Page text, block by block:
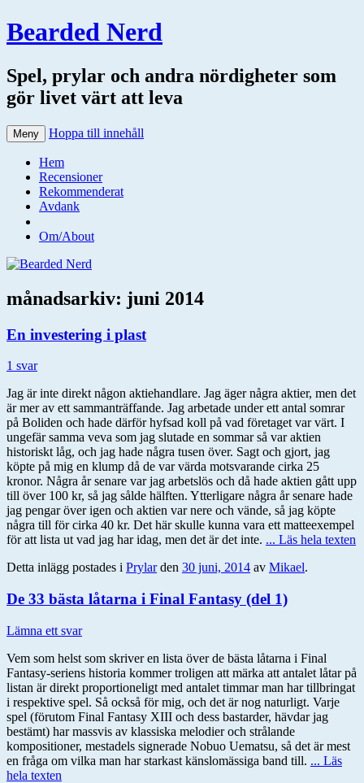
Bearded Nerd
Spel, prylar och andra nördigheter som
gör livet värt att leva
Meny Hoppa till innehåll
Hem
Recensioner
Rekommenderat
Avdank
Om/About
månadsarkiv: juni 2014
En investering i plast
1 svar
Jag är inte direkt någon aktiehandlare. Jag äger några aktier, men det
är mer av ett sammanträffande. Jag arbetade under ett antal somrar
på Boliden och hade därför hyfsad koll på vad företaget var värt. I
ungefär samma veva som jag slutade en sommar så var aktien
historiskt låg, och jag hade några tusen över. Sagt och gjort, jag
köpte på mig en klump då de var värda motsvarande cirka 25
kronor. Några år senare var jag arbetslös och då hade aktien gått upp
till över 100 kr, så jag sålde hälften. Ytterligare några år senare hade
jag pengar över igen och aktien var nere och vände, så jag köpte
några till för cirka 40 kr. Det här skulle kunna vara ett matteexempel
för att lista ut vad jag har idag, men det är det inte. ... Läs hela texten
Detta inlägg postades i Prylarden 30 juni, 2014 av Mikael.
De 33 bästa låtarna i Final Fantasy (del 1)
Lämna ett svar
Vem som helst som skriver en lista över de bästa låtarna i Final
Fantasy-seriens historia kommer troligen att märka att antalet låtar på
listan är direkt proportioneligt med antalet timmar man har tillbringat
i respektive spel. Så också för mig, och det är nog naturligt. Varje
spel (förutom Final Fantasy XIII och dess bastarder, hävdar jag
bestämt) har massvis av klassiska melodier och strålande
kompositioner, mestadels signerade Nobuo Uematsu, så det är mest
en fråga om vilka man har starkast känslomässiga band till. ... Läs
hela texten